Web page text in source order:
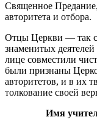
Священное
авторитета и отбора.
Отцы Церкви — так
знаменитых
лице совместили
были признаны
авторитетов, и в их
толкование своей
Имя